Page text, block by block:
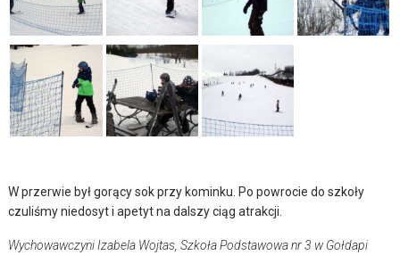
W przerwie był gorący sok przy kominku. Po powrocie do szkoły
czuliśmy niedosyt i apetyt na dalszy ciąg atrakcji.
Wychowawczyni Izabela Wojtas, Szkoła Podstawowa nr 3 w Gołdapi